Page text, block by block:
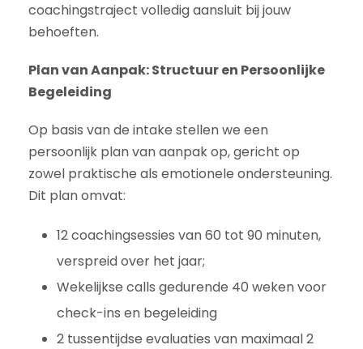
coachingstraject volledig aansluit bij jouw
behoeften.
Plan van Aanpak: Structuur en Persoonlijke
Begeleiding
Op basis van de intake stellen we een
persoonlijk plan van aanpak op, gericht op
zowel praktische als emotionele ondersteuning.
Dit plan omvat:
12 coachingsessies van 60 tot 90 minuten,
verspreid over het jaar;
Wekelijkse calls gedurende 40 weken voor
check-ins en begeleiding
2 tussentijdse evaluaties van maximaal 2